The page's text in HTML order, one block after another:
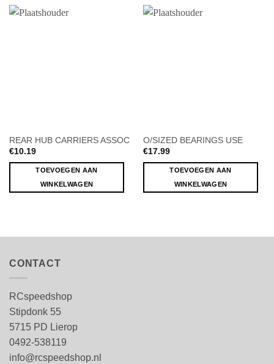
REAR HUB CARRIERS ASSOC
€10.19
TOEVOEGEN AAN
WINKELWAGEN
O/SIZED BEARINGS USE
€17.99
TOEVOEGEN AAN
WINKELWAGEN
CONTACT
RCspeedshop
Stipdonk 55
5715 PD Lierop
0492-538119
info@rcspeedshop.nl